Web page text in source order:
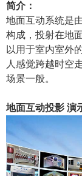
简介：
地面互动系统是
构成，投射在地
以用于室内室外
人感觉跨越时空
场景一般。
地面互动投影 演